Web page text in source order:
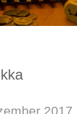
2017